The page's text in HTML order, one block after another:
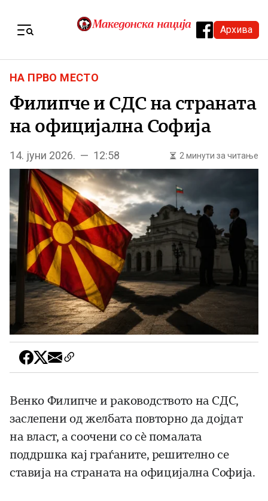
Архива
НА ПРВО МЕСТО
Филипче и СДС на страната
на официјална Софија
14. јуни 2026. — 12:58 2 минути за читање
Венко Филипче и раководството на СДС,
заслепени од желбата повторно да дојдат
на власт, а соочени со сѐ помалата
поддршка кај граѓаните, решително се
ставија на страната на официјална Софија.